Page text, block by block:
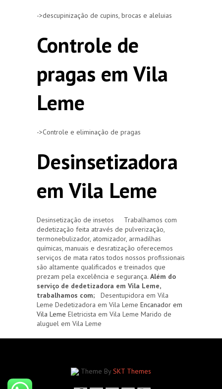
->descupinização de cupins, brocas e aleluias
Controle de
pragas em Vila
Leme
->Controle e eliminação de pragas
Desinsetizadora
em Vila Leme
Desinsetização de insetos Trabalhamos com
dedetização feita através de pulverização,
termonebulizador, atomizador, armadilhas
químicas, manuais e desratização oferecemos
serviços de mata ratos todos nossos profissionais
são altamente qualificados e treinados que
prezam pela excelência e segurança. Além do
serviço de dedetizadora em Vila Leme,
trabalhamos com; Desentupidora em Vila
Leme Dedetizadora em Vila Leme Encanador em
Vila Leme Eletricista em Vila Leme Marido de
aluguel em Vila Leme
Theme By SKT Themes